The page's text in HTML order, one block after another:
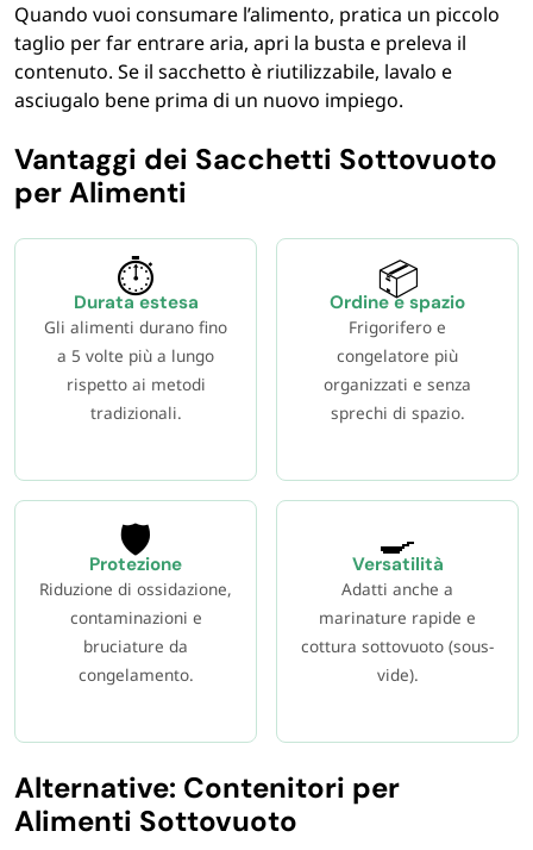
Quando vuoi consumare l’alimento, pratica un piccolo
taglio per far entrare aria, apri la busta e preleva il
contenuto. Se il sacchetto è riutilizzabile, lavalo e
asciugalo bene prima di un nuovo impiego.
Vantaggi dei Sacchetti Sottovuoto
per Alimenti
⏱️
Durata estesa
Gli alimenti durano fino
a 5 volte più a lungo
rispetto ai metodi
tradizionali.
📦
Ordine e spazio
Frigorifero e
congelatore più
organizzati e senza
sprechi di spazio.
🛡️
Protezione
Riduzione di ossidazione,
contaminazioni e
bruciature da
congelamento.
🍳
Versatilità
Adatti anche a
marinature rapide e
cottura sottovuoto (sous-
vide).
Alternative: Contenitori per
Alimenti Sottovuoto